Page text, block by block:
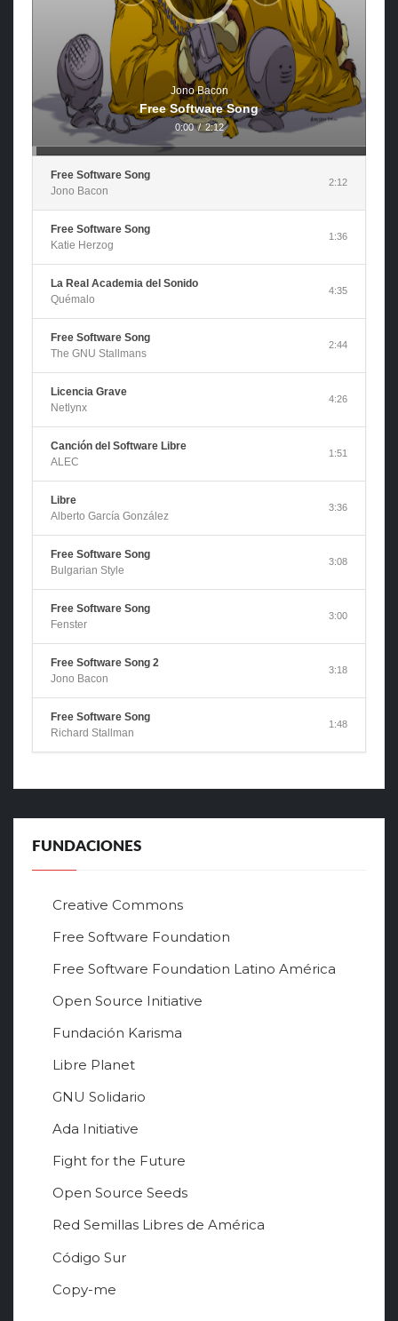
Jono Bacon
Free Software Song
0:00 / 2:12
Free Software Song
Jono Bacon
2:12
Free Software Song
Katie Herzog
1:36
La Real Academia del Sonido
Quémalo
4:35
Free Software Song
The GNU Stallmans
2:44
Licencia Grave
Netlynx
4:26
Canción del Software Libre
ALEC
1:51
Libre
Alberto García González
3:36
Free Software Song
Bulgarian Style
3:08
Free Software Song
Fenster
3:00
Free Software Song 2
Jono Bacon
3:18
Free Software Song
Richard Stallman
1:48
FUNDACIONES
Creative Commons
Free Software Foundation
Free Software Foundation Latino América
Open Source Initiative
Fundación Karisma
Libre Planet
GNU Solidario
Ada Initiative
Fight for the Future
Open Source Seeds
Red Semillas Libres de América
о
и
Código Sur
Copy-me